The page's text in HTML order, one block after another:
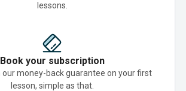
lessons.
Book your subscription
money-back guarantee on your first
lesson, simple as that.